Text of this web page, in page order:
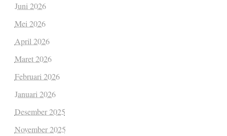
Juni 2026
Mei 2026
April 2026
Maret 2026
Februari 2026
Januari 2026
Desember 2025
November 2025